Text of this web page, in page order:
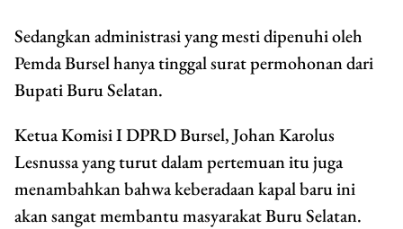
Sedangkan administrasi yang mesti dipenuhi oleh
Pemda Bursel hanya tinggal surat permohonan dari
Bupati Buru Selatan.
Ketua Komisi I DPRD Bursel, Johan Karolus
Lesnussa yang turut dalam pertemuan itu juga
menambahkan bahwa keberadaan kapal baru ini
akan sangat membantu masyarakat Buru Selatan.